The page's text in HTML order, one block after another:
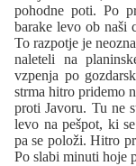
pohodne poti. Po
barake levo ob naši
To razpotje je
naleteli na
vzpenja po
strma hitro pridemo
proti Javoru. Tu ne
levo na pešpot, ki
pa se položi. Hitro
Po slabi minuti hoje